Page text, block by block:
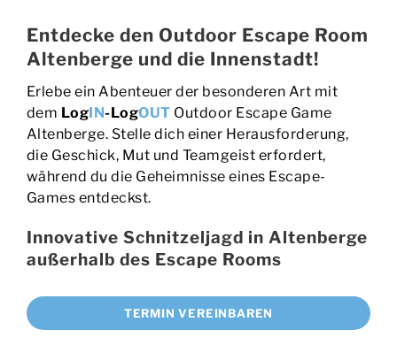
Entdecke den Outdoor Escape Room
Altenberge und die Innenstadt!
Erlebe ein Abenteuer der besonderen Art mit
dem LogIN-LogOUT Outdoor Escape Game
Altenberge. Stelle dich einer Herausforderung,
die Geschick, Mut und Teamgeist erfordert,
während du die Geheimnisse eines Escape-
Games entdeckst.
Innovative Schnitzeljagd in Altenberge
außerhalb des Escape Rooms
TERMIN VEREINBAREN